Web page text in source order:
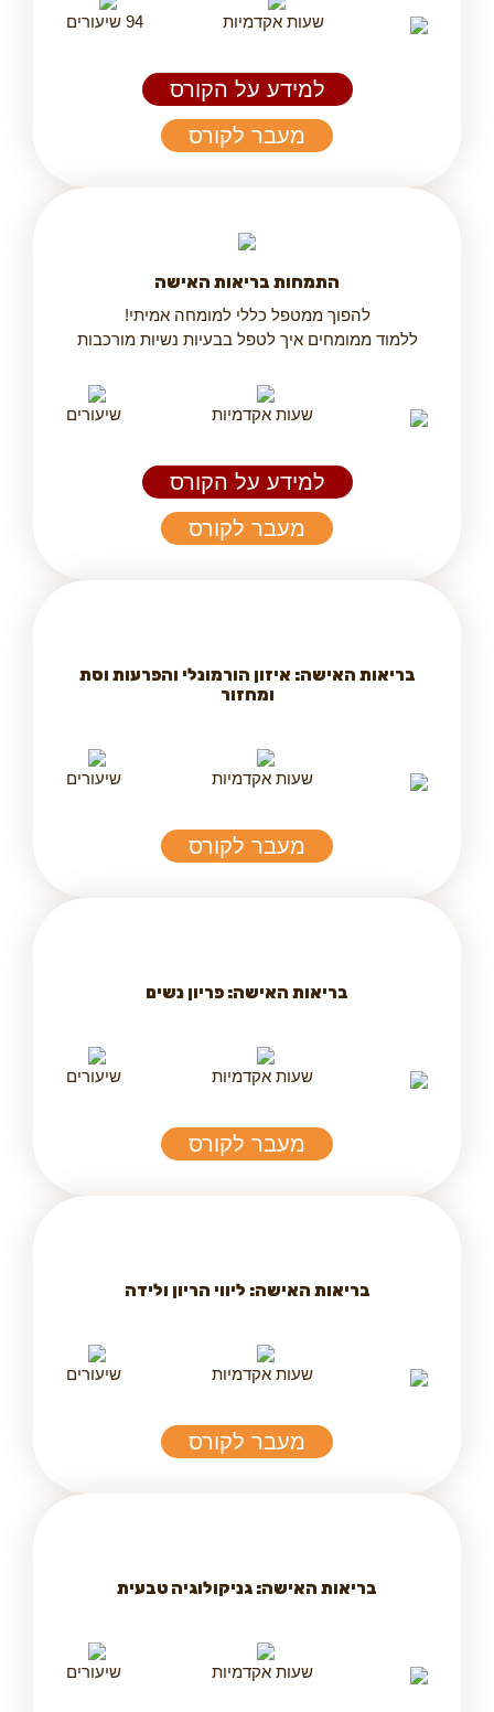
שעות אקדמיות 94 שיעורים
למידע על הקורס
מעבר לקורס
התמחות בריאות האישה
להפוך ממטפל כללי למומחה אמיתי!
ללמוד ממומחים איך לטפל בבעיות נשיות מורכבות
שעות אקדמיות שיעורים
למידע על הקורס
מעבר לקורס
בריאות האישה: איזון הורמונלי והפרעות וסת
ומחזור
שעות אקדמיות שיעורים
מעבר לקורס
בריאות האישה: פריון נשים
שעות אקדמיות שיעורים
מעבר לקורס
בריאות האישה: ליווי הריון ולידה
שעות אקדמיות שיעורים
מעבר לקורס
בריאות האישה: גניקולוגיה טבעית
שעות אקדמיות שיעורים